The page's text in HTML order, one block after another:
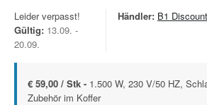
Leider verpasst!
Gültig: 13.09. -
20.09.
Händler: B1
€ 59,00 / Stk - 1.500 W, 230 V/50 HZ,
Zubehör im Koffer